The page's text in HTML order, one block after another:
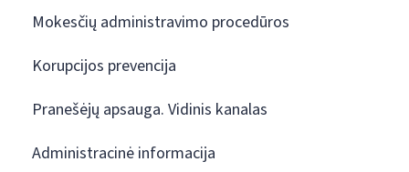
Mokesčių administravimo procedūros
Korupcijos prevencija
Pranešėjų apsauga. Vidinis kanalas
Administracinė informacija